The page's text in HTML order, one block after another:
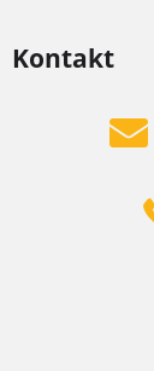
Kontakt